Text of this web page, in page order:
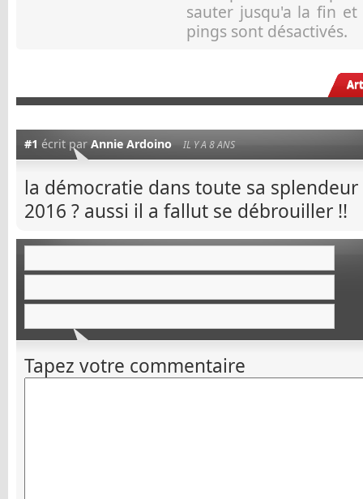
sauter jusqu'a la fin et
pings sont désactivés.
#1 écrit par Annie Ardoino IL Y A 8 ANS
la démocratie dans toute sa
2016 ? aussi il a fallut se débrouiller !!
Tapez votre commentaire